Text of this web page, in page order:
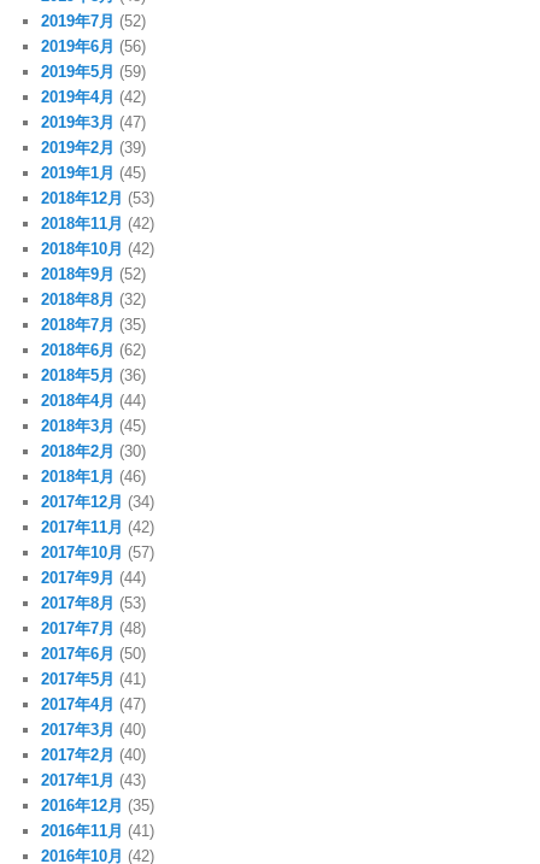
2019年7月 (52)
2019年6月 (56)
2019年5月 (59)
2019年4月 (42)
2019年3月 (47)
2019年2月 (39)
2019年1月 (45)
2018年12月 (53)
2018年11月 (42)
2018年10月 (42)
2018年9月 (52)
2018年8月 (32)
2018年7月 (35)
2018年6月 (62)
2018年5月 (36)
2018年4月 (44)
2018年3月 (45)
2018年2月 (30)
2018年1月 (46)
2017年12月 (34)
2017年11月 (42)
2017年10月 (57)
2017年9月 (44)
2017年8月 (53)
2017年7月 (48)
2017年6月 (50)
2017年5月 (41)
2017年4月 (47)
2017年3月 (40)
2017年2月 (40)
2017年1月 (43)
2016年12月 (35)
2016年11月 (41)
2016年10月 (42)